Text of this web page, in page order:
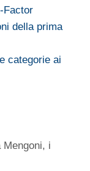
Factor
della prima
categorie ai
Mengoni, i